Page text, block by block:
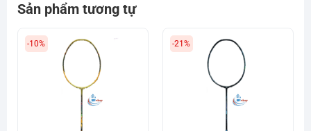
Sản phẩm tương tự
-10% -21%